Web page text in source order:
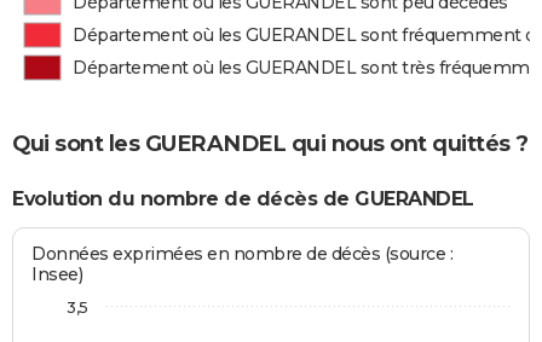
Département où les GUERANDEL sont fréquemment
Département où les GUERANDEL sont très
Qui sont les GUERANDEL qui nous ont quittés ?
Evolution du nombre de décès de GUERANDEL
Données exprimées en nombre de décès (source :
Insee)
3,5